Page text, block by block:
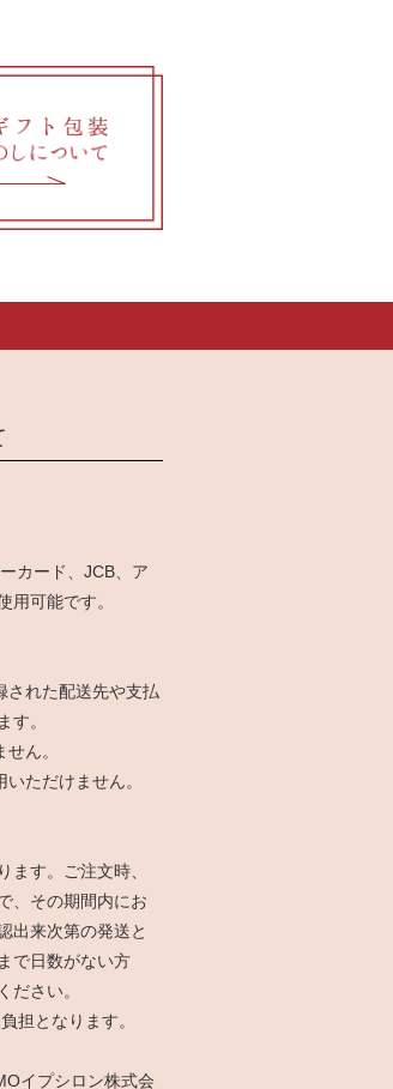
カード、JCB、ア
用可能です。
された配送先や支払
す。
ん。
いただけません。
ます。ご注文時、
、その期間内にお
出来次第の発送と
で日数がない方
ださい。
担となります。
イプシロン株式会